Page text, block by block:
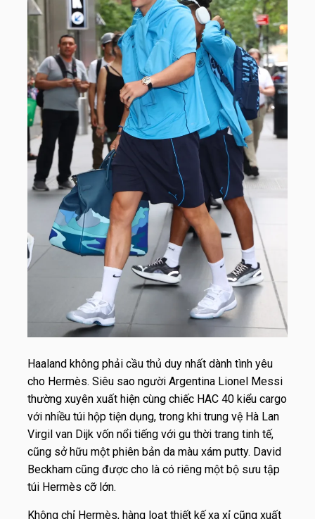
Haaland không phải cầu thủ duy nhất dành tình yêu
cho Hermès. Siêu sao người Argentina Lionel Messi
thường xuyên xuất hiện cùng chiếc HAC 40 kiểu cargo
với nhiều túi hộp tiện dụng, trong khi trung vệ Hà Lan
Virgil van Dijk vốn nổi tiếng với gu thời trang tinh tế,
cũng sở hữu một phiên bản da màu xám putty. David
Beckham cũng được cho là có riêng một bộ sưu tập
túi Hermès cỡ lớn.
Không chỉ Hermès, hàng loạt thiết kế xa xỉ cũng xuất